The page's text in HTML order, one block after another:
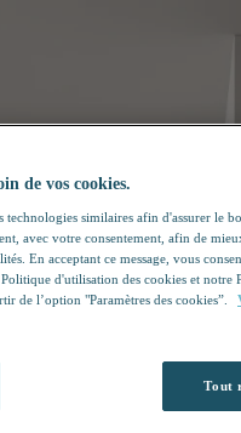
de vos cookies.
technologies similaires afin d'assurer le
avec votre consentement, afin de
En acceptant ce message, vous
d'utilisation des cookies et
de l’option "Paramètres des cookies”.
Tout